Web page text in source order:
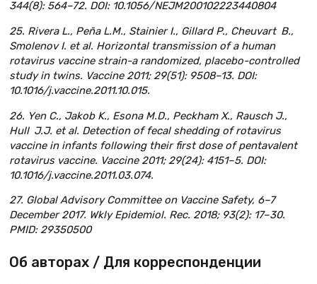
344(8): 564–72. DOI: 10.1056/NEJM200102223440804
25. Rivera L., Peña L.M., Stainier I., Gillard P., Cheuvart B.,
Smolenov I. et al. Horizontal transmission of a human
rotavirus vaccine strain-a randomized, placebo-controlled
study in twins. Vaccine 2011; 29(51): 9508–13. DOI:
10.1016/j.vaccine.2011.10.015.
26. Yen C., Jakob K., Esona M.D., Peckham X., Rausch J.,
Hull J.J. et al. Detection of fecal shedding of rotavirus
vaccine in infants following their first dose of pentavalent
rotavirus vaccine. Vaccine 2011; 29(24): 4151–5. DOI:
10.1016/j.vaccine.2011.03.074.
27. Global Advisory Committee on Vaccine Safety, 6–7
December 2017. Wkly Epidemiol. Rec. 2018; 93(2): 17–30.
PMID: 29350500
Об авторах / Для корреспонденции